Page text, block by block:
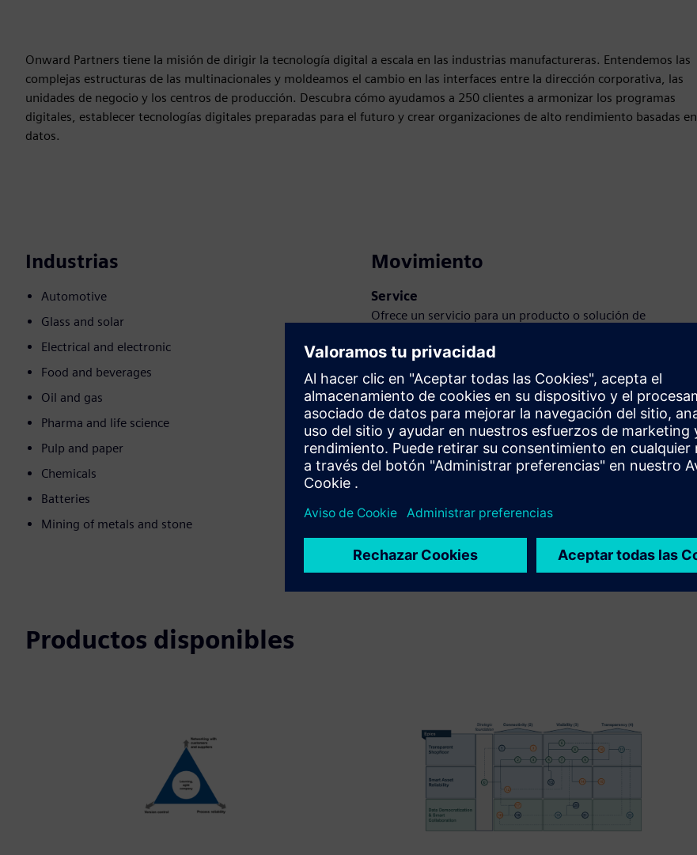
Onward Partners tiene la misión de dirigir la tecnología digital a escala en las industrias manufactureras. Entendemos las
complejas estructuras de las multinacionales y moldeamos el cambio en las interfaces entre la dirección corporativa, las
unidades de negocio y los centros de producción. Descubra cómo ayudamos a 250 clientes a armonizar los programas
digitales, establecer tecnologías digitales preparadas para el futuro y crear organizaciones de alto rendimiento basadas en
datos.
Industrias
Automotive
Glass and solar
Electrical and electronic
Food and beverages
Oil and gas
Pharma and life science
Pulp and paper
Chemicals
Batteries
Mining of metals and stone
Movimiento
Service
Ofrece un servicio para un producto o solución de
integrarlo, operarlo o mantenerlo
Productos disponibles